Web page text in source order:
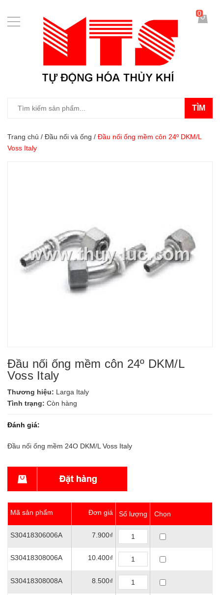
TÌM
0
Trang chủ / Đầu nối và ống / Đầu nối ống mềm côn 24º DKM/L
Voss Italy
Đầu nối ống mềm côn 24º DKM/L
Voss Italy
Thương hiệu: Larga Italy
Tình trạng: Còn hàng
Đánh giá:
Đầu nối ống mềm 24O DKM/L Voss Italy
Mã sản phẩm Đơn giá Số lượng Chọn
S30418306006A 7.900₫
S30418308006A 10.400₫
S30418308008A 8.500₫